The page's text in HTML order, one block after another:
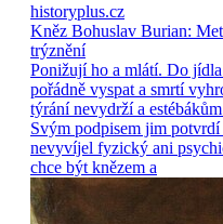
historyplus.cz
Kněz Bohuslav Burian:
trýznění
Ponižují ho a mlátí. Do
pořádně vyspat a smrtí
týrání nevydrží a
Svým podpisem jim
nevyvíjel fyzický ani
chce být knězem a